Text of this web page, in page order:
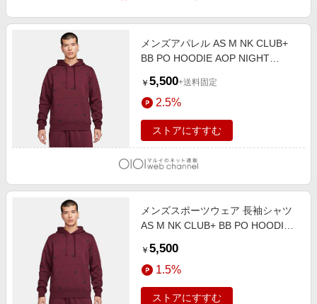
メンズアパレル AS M NK CLUB+
BB PO HOODIE AOP NIGHT
￥ 5,500+送料固定
2.5%
ストアにすすむ
メンズスポーツウェア 長袖シャツ
AS M NK CLUB+ BB PO HOODIE
MAROON/BLACK FB7435-681
￥ 5,500
1.5%
ストアにすすむ